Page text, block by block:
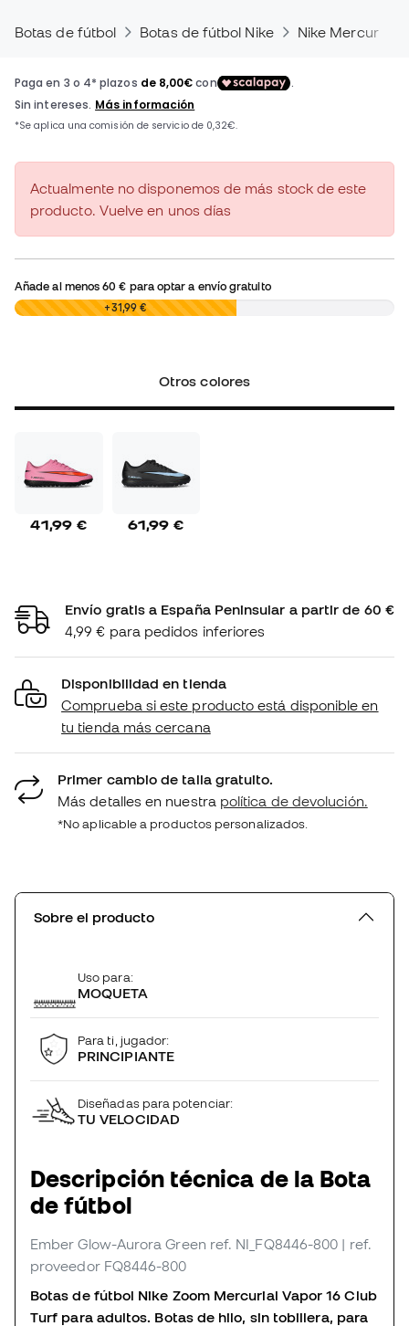
Botas de fútbol Botas de fútbol Nike Nike Mercurial
Actualmente no disponemos de más stock de este
producto. Vuelve en unos días
Añade al menos60 € para optar a envío gratuito
0,00 € +31,99 €
Otros colores
41,99 € 61,99 €
Envío gratis a España Peninsular a partir de 60 €
4,99 € para pedidos inferiores
Disponibilidad en tienda
Comprueba si este producto está disponible en
tu tienda más cercana
Primer cambio de talla gratuito.
Más detalles en nuestra política de devolución.
*No aplicable a productos personalizados.
Sobre el producto
Uso para:
MOQUETA
Para ti, jugador:
PRINCIPIANTE
Diseñadas para potenciar:
TU VELOCIDAD
Descripción técnica de la Bota
de fútbol
Ember Glow-Aurora Green ref. NI_FQ8446-800 | ref.
proveedor FQ8446-800
Botas de fútbol Nike Zoom Mercurial Vapor 16 Club
Turf para adultos. Botas de hilo, sin tobillera, para